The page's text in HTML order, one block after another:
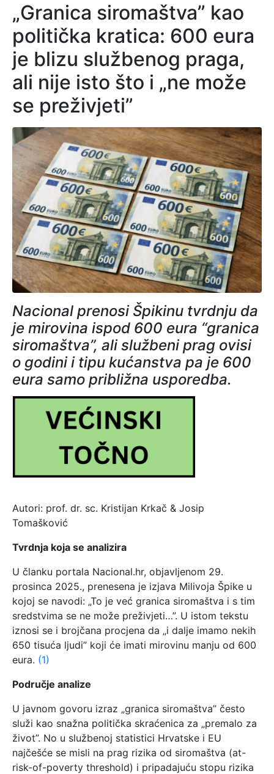
„Granica siromaštva” kao
politička kratica: 600 eura
je blizu službenog praga,
ali nije isto što i „ne može
se preživjeti”
Nacional prenosi Špikinu tvrdnju da
je mirovina ispod 600 eura “granica
siromaštva”, ali službeni prag ovisi
o godini i tipu kućanstva pa je 600
eura samo približna usporedba.
Autori: prof. dr. sc. Kristijan Krkač & Josip
Tomašković
Tvrdnja koja se analizira
U članku portala Nacional.hr, objavljenom 29.
prosinca 2025., prenesena je izjava Milivoja Špike u
kojoj se navodi: „To je već granica siromaštva i s tim
sredstvima se ne može preživjeti…”. U istom tekstu
iznosi se i brojčana procjena da „i dalje imamo nekih
650 tisuća ljudi” koji će imati mirovinu manju od 600
eura. (1)
Područje analize
U javnom govoru izraz „granica siromaštva” često
služi kao snažna politička skraćenica za „premalo za
život”. No u službenoj statistici Hrvatske i EU
najčešće se misli na prag rizika od siromaštva (at-
risk-of-poverty threshold) i pripadajuću stopu rizika